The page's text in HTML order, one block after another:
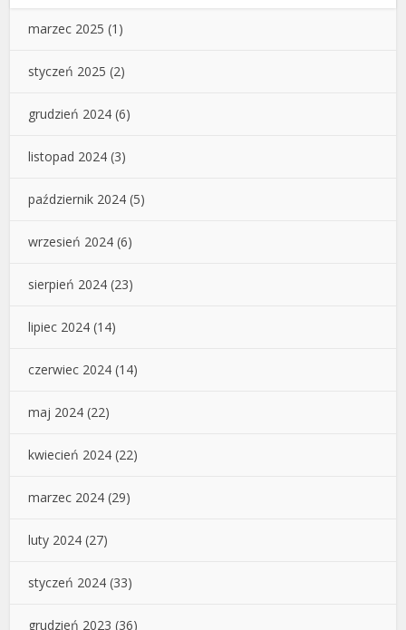
marzec 2025 (1)
styczeń 2025 (2)
grudzień 2024 (6)
listopad 2024 (3)
październik 2024 (5)
wrzesień 2024 (6)
sierpień 2024 (23)
lipiec 2024 (14)
czerwiec 2024 (14)
maj 2024 (22)
kwiecień 2024 (22)
marzec 2024 (29)
luty 2024 (27)
styczeń 2024 (33)
grudzień 2023 (36)